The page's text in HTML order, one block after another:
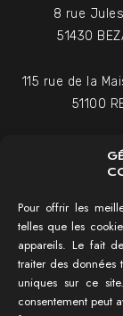
Pour offrir les
telles que les
appareils. Le fait
traiter des données
uniques sur ce
consentement peut
8 rue
51430
115 rue de la
51100
27-29
75016